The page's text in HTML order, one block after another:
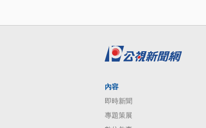
內容
即時新聞
專題策展